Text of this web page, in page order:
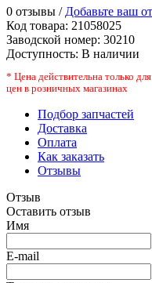
0 отзывы / Добавьте ваш
Код товара: 21058025
Заводской номер: 30210
Доступность: В наличии
* Цена действительна только
цен в розничных магазинах
Подбор запчастей
Доставка
Оплата
Как заказать
Отзывы
Отзыв
Оставить отзыв
Имя
E-mail